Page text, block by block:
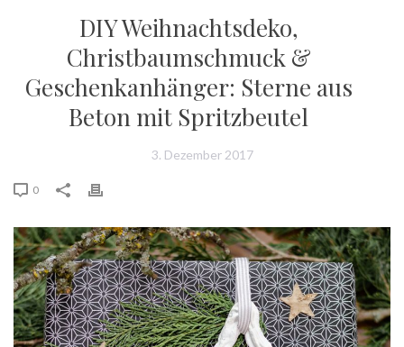
DIY Weihnachtsdeko,
Christbaumschmuck &
Geschenkanhänger: Sterne aus
Beton mit Spritzbeutel
3. Dezember 2017
0